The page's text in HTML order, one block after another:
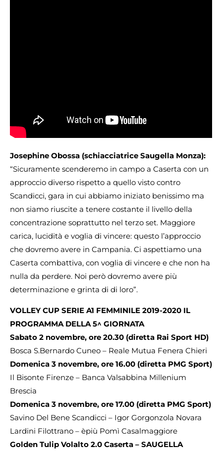
Josephine Obossa (schiacciatrice Saugella Monza):
“Sicuramente scenderemo in campo a Caserta con un
approccio diverso rispetto a quello visto contro
Scandicci, gara in cui abbiamo iniziato benissimo ma
non siamo riuscite a tenere costante il livello della
concentrazione soprattutto nel terzo set. Maggiore
carica, lucidità e voglia di vincere: questo l’approccio
che dovremo avere in Campania. Ci aspettiamo una
Caserta combattiva, con voglia di vincere e che non ha
nulla da perdere. Noi però dovremo avere più
determinazione e grinta di di loro”.
VOLLEY CUP SERIE A1 FEMMINILE 2019-2020 IL
PROGRAMMA DELLA 5^ GIORNATA
Sabato 2 novembre, ore 20.30 (diretta Rai Sport HD)
Bosca S.Bernardo Cuneo – Reale Mutua Fenera Chieri
Domenica 3 novembre, ore 16.00 (diretta PMG Sport)
Il Bisonte Firenze – Banca Valsabbina Millenium
Brescia
Domenica 3 novembre, ore 17.00 (diretta PMG Sport)
Savino Del Bene Scandicci – Igor Gorgonzola Novara
Lardini Filottrano – èpiù Pomì Casalmaggiore
Golden Tulip Volalto 2.0 Caserta – SAUGELLA